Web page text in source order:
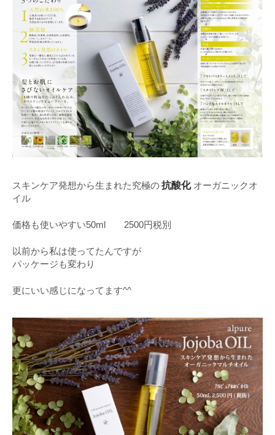
スキンケア発想から生まれた究極の 抗酸化 オーガニックオ
イル
価格も使いやすい50ml 2500円税別
以前から私は使ってたんですが
パッケージも変わり
更にいい感じになってます^^